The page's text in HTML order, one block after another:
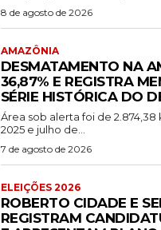
8 de agosto de 2026
AMAZÔNIA
DESMATAMENTO NA
36,87% E REGISTRA
SÉRIE HISTÓRICA DO
Área sob alerta foi de
2025 e julho de...
7 de agosto de 2026
ELEIÇÕES 2026
ROBERTO CIDADE E
REGISTRAM